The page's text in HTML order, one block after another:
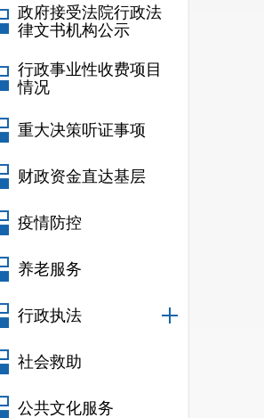
政府接受法院行政法
律文书机构公示
行政事业性收费项目
情况
重大决策听证事项
财政资金直达基层
疫情防控
养老服务
行政执法
社会救助
公共文化服务